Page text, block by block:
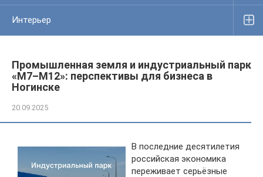
Интерьер
Промышленная земля и индустриальный парк
«M7–M12»: перспективы для бизнеса в
Ногинске
20.09.2025
В последние десятилетия
российская экономика
переживает серьёзные